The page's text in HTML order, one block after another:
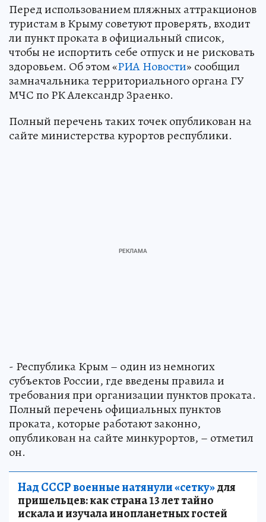
Перед использованием пляжных аттракционов
туристам в Крыму советуют проверять, входит
ли пункт проката в официальный список,
чтобы не испортить себе отпуск и не рисковать
здоровьем. Об этом «РИА Новости» сообщил
замначальника территориального органа ГУ
МЧС по РК Александр Зраенко.
Полный перечень таких точек опубликован на
сайте министерства курортов республики.
- Республика Крым – один из немногих
субъектов России, где введены правила и
требования при организации пунктов проката.
Полный перечень официальных пунктов
проката, которые работают законно,
опубликован на сайте минкурортов, – отметил
он.
Над СССР военные натянули «сетку»для
пришельцев: как страна 13 лет тайно
искала и изучала инопланетных гостей